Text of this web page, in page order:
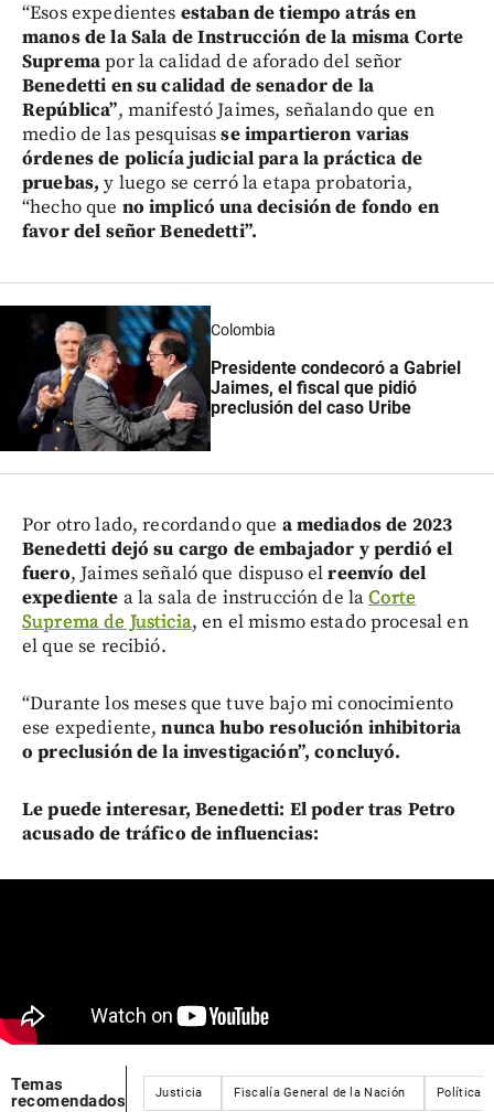
“Esos expedientes estaban de tiempo atrás en
manos de la Sala de Instrucción de la misma Corte
Supremapor la calidad de aforado del señor
Benedetti en su calidad de senador de la
República”, manifestó Jaimes, señalando que en
medio de las pesquisasse impartieron varias
órdenes de policía judicial para la práctica de
pruebas, y luego se cerró la etapa probatoria,
“hecho que no implicó una decisión de fondo en
favor del señor Benedetti”.
Colombia
Presidente condecoró a Gabriel
Jaimes, el fiscal que pidió
preclusión del caso Uribe
Por otro lado, recordando que a mediados de 2023
Benedetti dejó su cargo de embajador y perdió el
fuero, Jaimes señaló que dispuso elreenvío del
expediente a la sala de instrucción de laCorte
Suprema de Justicia, en el mismo estado procesal en
el que se recibió.
“Durante los meses que tuve bajo mi conocimiento
ese expediente,nunca hubo resolución inhibitoria
o preclusión de la investigación”, concluyó.
Le puede interesar, Benedetti: El poder tras Petro
acusado de tráfico de influencias:
Temas
recomendados
Justicia Fiscalía General de la Nación Política